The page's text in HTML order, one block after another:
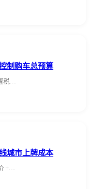
制购车总预算
税…
城市上牌成本
+…